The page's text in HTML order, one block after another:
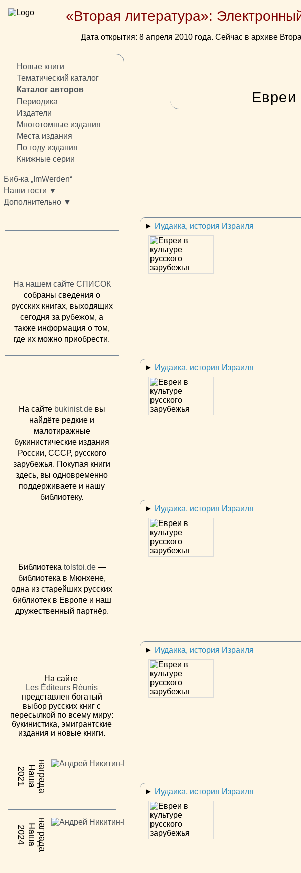
«Вторая литература»:
Дата открытия: 8 апреля 2010 года. Сейчас в архиве
Новые книги
Тематический каталог
Каталог авторов
Периодика
Издатели
Многотомные издания
Места издания
По году издания
Книжные серии
Биб-ка „ImWerden“
Наши гости ▼
Дополнительно ▼
На нашем сайте СПИСОК
собраны сведения о
русских книгах, выходящих
сегодня за рубежом, а
также информация о том,
где их можно приобрести.
На сайте bukinist.deвы
найдёте редкие и
малотиражные
букинистические издания
России, СССР, русского
зарубежья. Покупая книги
здесь, вы одновременно
поддерживаете и нашу
библиотеку.
Библиотека tolstoi.de—
библиотека в Мюнхене,
одна из старейших русских
библиотек в Европе и наш
дружественный партнёр.
На сайте
Les Éditeurs Réunis
представлен богатый
выбор русских книг с
пересылкой по всему миру:
букинистика, эмигрантские
издания и новые книги.
2021 Н
а
ш
ан
а
г
р
а
да
2024 Н
а
ш
ан
а
г
р
а
да
Евреи
► Иудаика, история Израиля
► Иудаика, история Израиля
► Иудаика, история Израиля
► Иудаика, история Израиля
► Иудаика, история Израиля